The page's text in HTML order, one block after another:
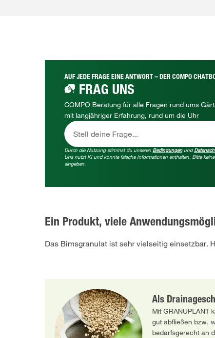
AUF JEDE FRAGE EINE ANTWORT – DER COMPO
FRAG UNS
COMPO Beratung für alle Fragen rund ums
mit langjähriger Erfahrung, rund um die Uhr
Stell deine Frage...
Durch die Nutzung stimmst du unseren Bedingungenund
Uns nutzt KI und könnte falsche Informationen enthalten. Bitte
eingeben.
Ein Produkt, viele
Das Bimsgranulat ist sehr vielseitig einsetzbar.
Als
Mit GRANUPLANT
gut abfließen bzw.
bedarfsgerecht an